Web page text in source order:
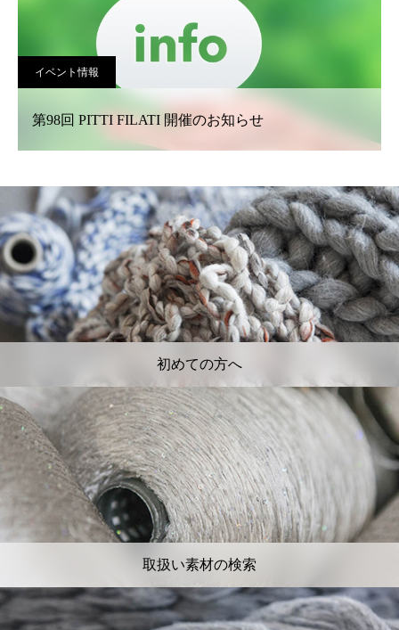
イベント情報
第98回 PITTI FILATI 開催のお知らせ
初めての方へ
取扱い素材の検索